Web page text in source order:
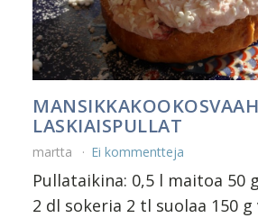
LASKIAISPULLAT
martta Ei kommentteja
Pullataikina: 0,5 l maitoa 50
2 dl sokeria 2 tl suolaa 150